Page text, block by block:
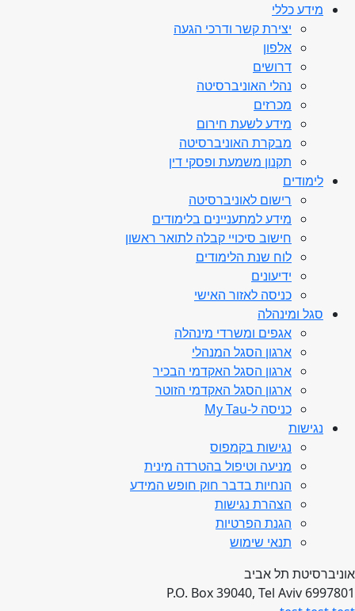
מידע כללי
יצירת קשר ודרכי הגעה
אלפון
דרושים
נהלי האוניברסיטה
מכרזים
מידע לשעת חירום
מבקרת האוניברסיטה
תקנון משמעת ופסקי דין
לימודים
רישום לאוניברסיטה
מידע למתעניינים בלימודים
חישוב סיכויי קבלה לתואר ראשון
לוח שנת הלימודים
ידיעונים
כניסה לאזור האישי
סגל ומינהלה
אגפים ומשרדי מינהלה
ארגון הסגל המנהלי
ארגון הסגל האקדמי הבכיר
ארגון הסגל האקדמי הזוטר
כניסה ל-My Tau
נגישות
נגישות בקמפוס
מניעה וטיפול בהטרדה מינית
הנחיות בדבר חוק חופש המידע
הצהרת נגישות
הגנת הפרטיות
תנאי שימוש
אוניברסיטת תל אביב
P.O. Box 39040, Tel Aviv 6997801